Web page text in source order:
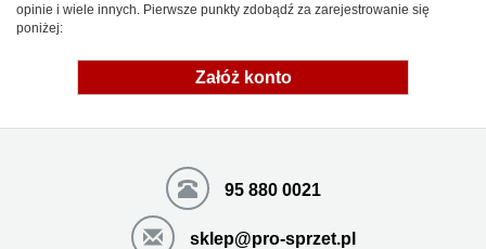
opinie i wiele innych. Pierwsze punkty zdobądź za zarejestrowanie się
poniżej:
Załóż konto
95 880 0021
sklep@pro-sprzet.pl